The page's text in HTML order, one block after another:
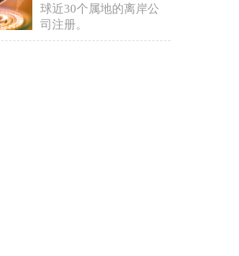
球近30个属地的离岸公
司注册。